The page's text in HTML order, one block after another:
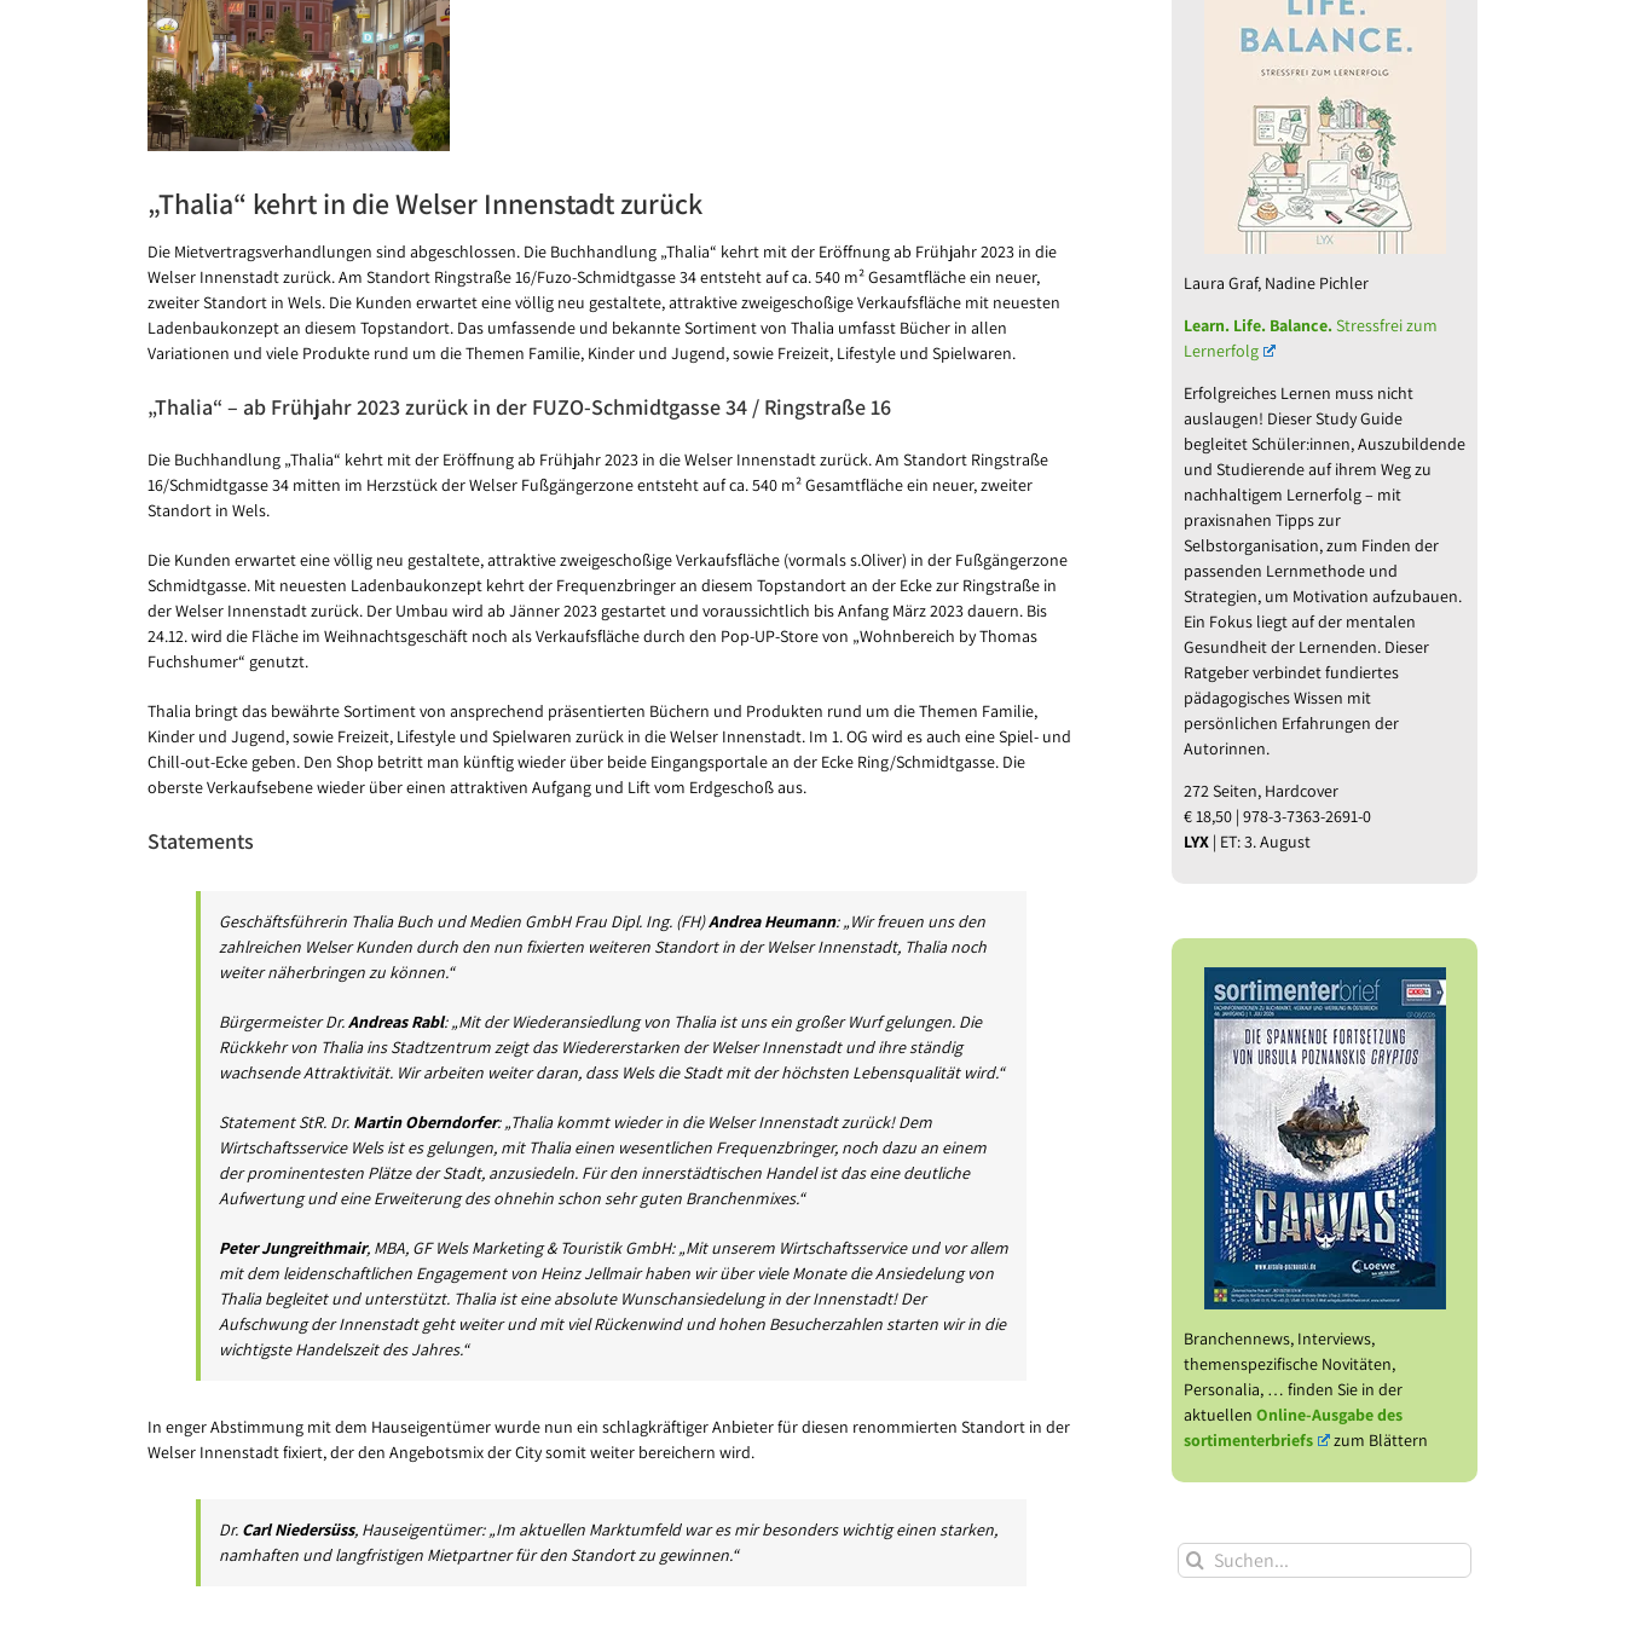
Bild
„Thalia“ kehrt in die Welser Innenstadt zurück
Die Mietvertragsverhandlungen sind abgeschlossen. Die Buchhandlung „Thalia“ kehrt mit der Eröffnung ab Frühjahr 2023 in die
Welser Innenstadt zurück. Am Standort Ringstraße 16/Fuzo-Schmidtgasse 34 entsteht auf ca. 540 m² Gesamtfläche ein neuer,
zweiter Standort in Wels. Die Kunden erwartet eine völlig neu gestaltete, attraktive zweigeschoßige Verkaufsfläche mit neuesten
Ladenbaukonzept an diesem Topstandort. Das umfassende und bekannte Sortiment von Thalia umfasst Bücher in allen
Variationen und viele Produkte rund um die Themen Familie, Kinder und Jugend, sowie Freizeit, Lifestyle und Spielwaren.
„Thalia“ – ab Frühjahr 2023 zurück in der FUZO-Schmidtgasse 34 / Ringstraße 16
Die Buchhandlung „Thalia“ kehrt mit der Eröffnung ab Frühjahr 2023 in die Welser Innenstadt zurück. Am Standort Ringstraße
16/Schmidtgasse 34 mitten im Herzstück der Welser Fußgängerzone entsteht auf ca. 540 m² Gesamtfläche ein neuer, zweiter
Standort in Wels.
Die Kunden erwartet eine völlig neu gestaltete, attraktive zweigeschoßige Verkaufsfläche (vormals s.Oliver) in der Fußgängerzone
Schmidtgasse. Mit neuesten Ladenbaukonzept kehrt der Frequenzbringer an diesem Topstandort an der Ecke zur Ringstraße in
der Welser Innenstadt zurück. Der Umbau wird ab Jänner 2023 gestartet und voraussichtlich bis Anfang März 2023 dauern. Bis
24.12. wird die Fläche im Weihnachtsgeschäft noch als Verkaufsfläche durch den Pop-UP-Store von „Wohnbereich by Thomas
Fuchshumer“ genutzt.
Thalia bringt das bewährte Sortiment von ansprechend präsentierten Büchern und Produkten rund um die Themen Familie,
Kinder und Jugend, sowie Freizeit, Lifestyle und Spielwaren zurück in die Welser Innenstadt. Im 1. OG wird es auch eine Spiel- und
Chill-out-Ecke geben. Den Shop betritt man künftig wieder über beide Eingangsportale an der Ecke Ring/Schmidtgasse. Die
oberste Verkaufsebene wieder über einen attraktiven Aufgang und Lift vom Erdgeschoß aus.
Statements
Geschäftsführerin Thalia Buch und Medien GmbH Frau Dipl. Ing. (FH)Andrea Heumann: „Wir freuen uns den
zahlreichen Welser Kunden durch den nun fixierten weiteren Standort in der Welser Innenstadt, Thalia noch
weiter näherbringen zu können.“
Bürgermeister Dr.Andreas Rabl: „Mit der Wiederansiedlung von Thalia ist uns ein großer Wurf gelungen. Die
Rückkehr von Thalia ins Stadtzentrum zeigt das Wiedererstarken der Welser Innenstadt und ihre ständig
wachsende Attraktivität. Wir arbeiten weiter daran, dass Wels die Stadt mit der höchsten Lebensqualität wird.“
Statement StR. Dr. Martin Oberndorfer: „Thalia kommt wieder in die Welser Innenstadt zurück! Dem
Wirtschaftsservice Wels ist es gelungen, mit Thalia einen wesentlichen Frequenzbringer, noch dazu an einem
der prominentesten Plätze der Stadt, anzusiedeln. Für den innerstädtischen Handel ist das eine deutliche
Aufwertung und eine Erweiterung des ohnehin schon sehr guten Branchenmixes.“
Peter Jungreithmair, MBA, GF Wels Marketing & Touristik GmbH: „Mit unserem Wirtschaftsservice und vor allem
mit dem leidenschaftlichen Engagement von Heinz Jellmair haben wir über viele Monate die Ansiedelung von
Thalia begleitet und unterstützt. Thalia ist eine absolute Wunschansiedelung in der Innenstadt! Der
Aufschwung der Innenstadt geht weiter und mit viel Rückenwind und hohen Besucherzahlen starten wir in die
wichtigste Handelszeit des Jahres.“
In enger Abstimmung mit dem Hauseigentümer wurde nun ein schlagkräftiger Anbieter für diesen renommierten Standort in der
Welser Innenstadt fixiert, der den Angebotsmix der City somit weiter bereichern wird.
Dr. Carl Niedersüss, Hauseigentümer: „Im aktuellen Marktumfeld war es mir besonders wichtig einen starken,
namhaften und langfristigen Mietpartner für den Standort zu gewinnen.“
Laura Graf, Nadine Pichler
Learn. Life. Balance.Stressfrei zum
Lernerfolg
Erfolgreiches Lernen muss nicht
auslaugen! Dieser Study Guide
begleitet Schüler:innen, Auszubildende
und Studierende auf ihrem Weg zu
nachhaltigem Lernerfolg – mit
praxisnahen Tipps zur
Selbstorganisation, zum Finden der
passenden Lernmethode und
Strategien, um Motivation aufzubauen.
Ein Fokus liegt auf der mentalen
Gesundheit der Lernenden. Dieser
Ratgeber verbindet fundiertes
pädagogisches Wissen mit
persönlichen Erfahrungen der
Autorinnen.
272 Seiten, Hardcover
€ 18,50 | 978-3-7363-2691-0
LYX | ET: 3. August
Branchennews, Interviews,
themenspezifische Novitäten,
Personalia, … finden Sie in der
aktuellen Online-Ausgabe des
sortimenterbriefs
zum Blättern
Suche
nach: